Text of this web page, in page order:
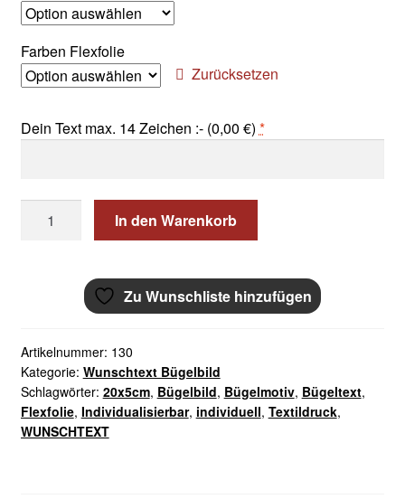
Farben Flexfolie
Zurücksetzen
Dein Text max. 14 Zeichen :- (0,00 €) *
Bügelbild
In den Warenkorb
Zu Wunschliste hinzufügen
Artikelnummer: 130
Kategorie: Wunschtext Bügelbild
Schlagwörter: 20x5cm, Bügelbild, Bügelmotiv, Bügeltext,
Flexfolie, Individualisierbar, individuell, Textildruck,
WUNSCHTEXT